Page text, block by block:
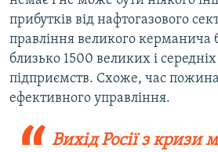
прибутків від нафтогазового
правління великого керманича
близько 1500 великих і середніх
підприємств. Схоже, час
ефективного управління.
Вихід Росії з кризи